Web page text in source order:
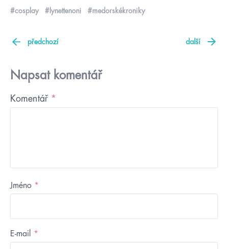
#cosplay #lynettenoni #medorskékroniky
předchozí další
Napsat komentář
Komentář *
Jméno *
E-mail *